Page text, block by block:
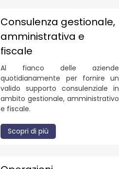
Consulenza gestionale,
amministrativa e
fiscale
Al fianco delle aziende
quotidianamente per fornire un
valido supporto consulenziale in
ambito gestionale, amministrativo
e fiscale.
Scopri di più